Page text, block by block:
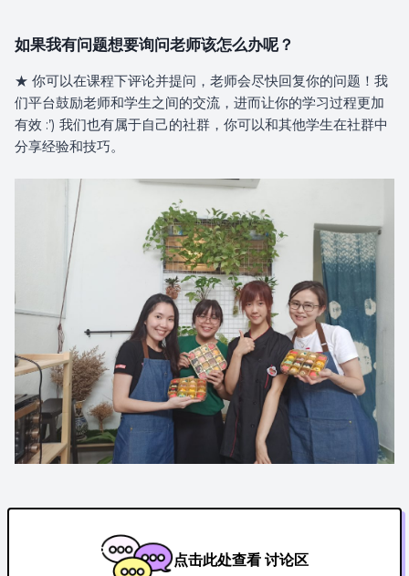
如果我有问题想要询问老师该怎么办呢？
★ 你可以在课程下评论并提问，老师会尽快回复你的问题！我
们平台鼓励老师和学生之间的交流，进而让你的学习过程更加
有效 :’) 我们也有属于自己的社群，你可以和其他学生在社群中
分享经验和技巧。
点击此处查看 讨论区